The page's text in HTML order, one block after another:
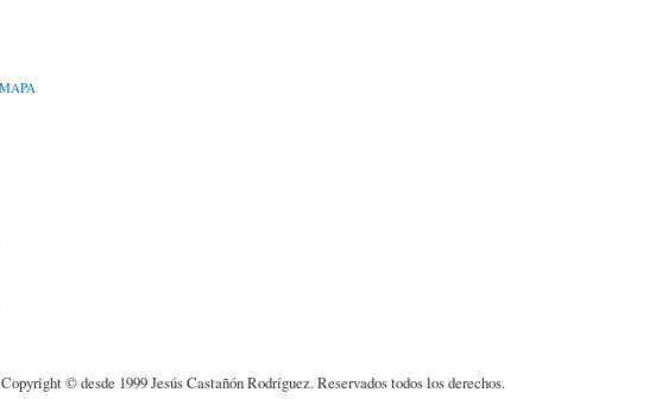
MAPA
Copyright © desde 1999 Jesús Castañón Rodríguez. Reservados todos los derechos.